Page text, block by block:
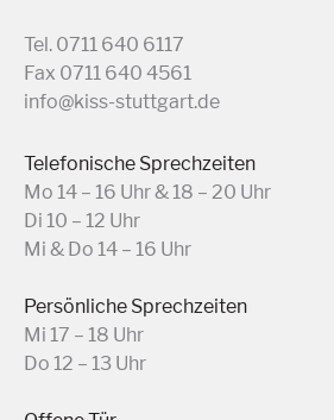
Tel. 0711 640 6117
Fax 0711 640 4561
info@kiss-stuttgart.de
Telefonische Sprechzeiten
Mo 14 – 16 Uhr & 18 – 20 Uhr
Di 10 – 12 Uhr
Mi & Do 14 – 16 Uhr
Persönliche Sprechzeiten
Mi 17 – 18 Uhr
Do 12 – 13 Uhr